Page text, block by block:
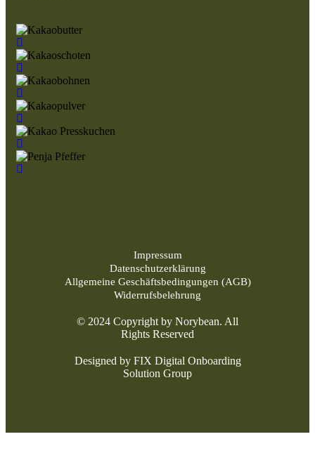
Impressum
Datenschutzerklärung
Allgemeine Geschäftsbedingungen (AGB)
Widerrufsbelehrung
© 2024 Copyright by Norybean. All
Rights Reserved
Designed by FIX Digital Onboarding
Solution Group